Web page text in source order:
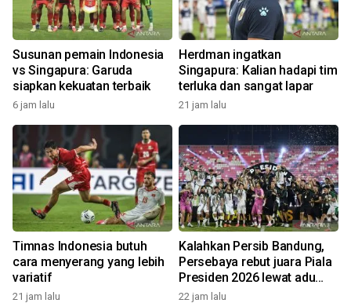
Susunan pemain Indonesia
vs Singapura: Garuda
siapkan kekuatan terbaik
6 jam lalu
Herdman ingatkan
Singapura: Kalian hadapi tim
terluka dan sangat lapar
21 jam lalu
Timnas Indonesia butuh
cara menyerang yang lebih
variatif
21 jam lalu
Kalahkan Persib Bandung,
Persebaya rebut juara Piala
Presiden 2026 lewat adu
penalti
22 jam lalu